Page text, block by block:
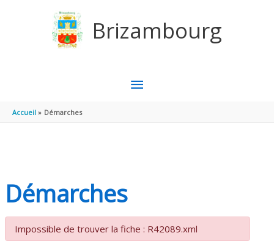
Brizambourg
MENU
Accueil Démarches
Démarches
Impossible de trouver la fiche : R42089.xml